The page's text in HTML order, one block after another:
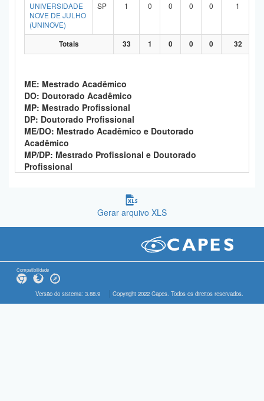
UNIVERSIDADE
NOVE DE JULHO
(UNINOVE)
SP 1 0 0 0 0 1
Totais 33 1 0 0 0 32
ME: Mestrado Acadêmico
DO: Doutorado Acadêmico
MP: Mestrado Profissional
DP: Doutorado Profissional
ME/DO: Mestrado Acadêmico e Doutorado
Acadêmico
MP/DP: Mestrado Profissional e Doutorado
Profissional
Gerar arquivo XLS
Compatibilidade
Versão do sistema: 3.88.9 Copyright 2022 Capes. Todos os direitos reservados.